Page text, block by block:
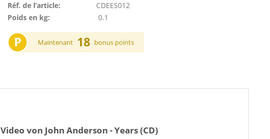
Réf. de l’article:
CDEES012
Poids en kg:
0.1
P Maintenant 18 bonus points
Video von John Anderson - Years (CD)